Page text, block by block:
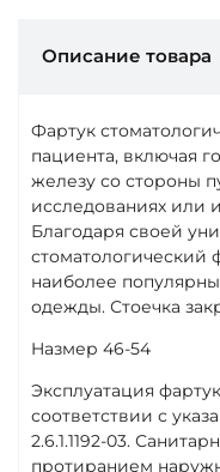
Описание товара
Фартук
пациента, включая
железу со стороны
исследованиях или
Благодаря своей
стоматологический
наиболее
одежды. Стоечка
Hазмер 46-54
Эксплуатация
соответствии с
2.6.1.1192-03.
протиранием